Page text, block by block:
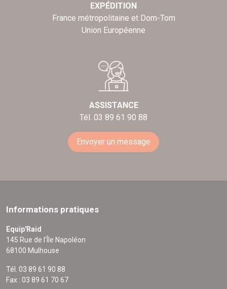
EXPÉDITION
France métropolitaine et Dom-Tom
Union Européenne
ASSISTANCE
Tél. 03 89 61 90 88
Envoyer un message
Informations pratiques
Equip'Raid
145 Rue de l'Île Napoléon
68100 Mulhouse
Tél. 03 89 61 90 88
Fax : 03 89 61 70 67